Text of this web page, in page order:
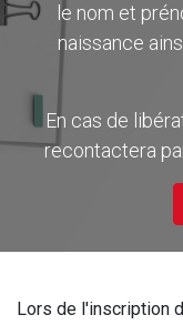
le nom et
naissance
En cas de
recontactera
Lors de l'inscription